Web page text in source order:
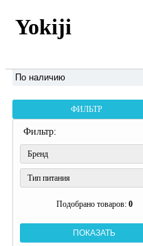
Yokiji
ФИЛЬТР
Фильтр:
Бренд
Тип питания
Подобрано товаров: 0